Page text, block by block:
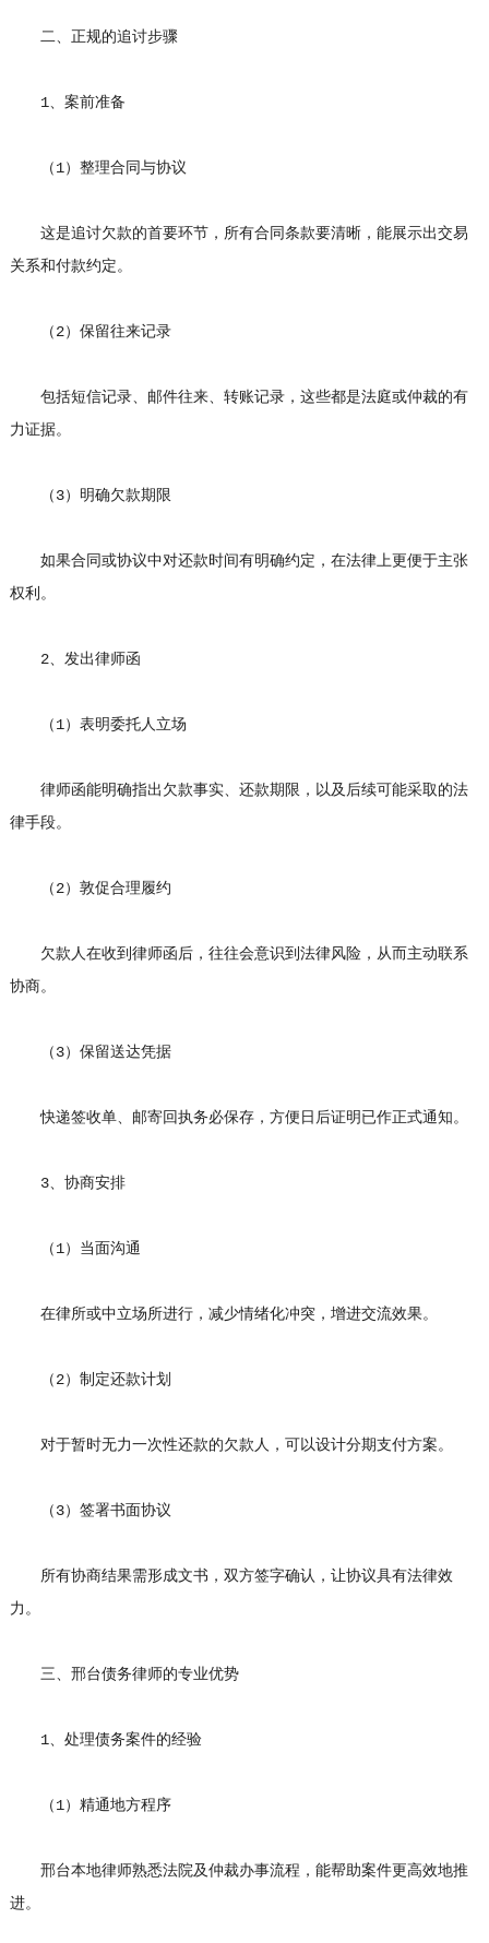
二、正规的追讨步骤
1、案前准备
（1）整理合同与协议
这是追讨欠款的首要环节，所有合同条款要清晰，能展示出交易
关系和付款约定。
（2）保留往来记录
包括短信记录、邮件往来、转账记录，这些都是法庭或仲裁的有
力证据。
（3）明确欠款期限
如果合同或协议中对还款时间有明确约定，在法律上更便于主张
权利。
2、发出律师函
（1）表明委托人立场
律师函能明确指出欠款事实、还款期限，以及后续可能采取的法
律手段。
（2）敦促合理履约
欠款人在收到律师函后，往往会意识到法律风险，从而主动联系
协商。
（3）保留送达凭据
快递签收单、邮寄回执务必保存，方便日后证明已作正式通知。
3、协商安排
（1）当面沟通
在律所或中立场所进行，减少情绪化冲突，增进交流效果。
（2）制定还款计划
对于暂时无力一次性还款的欠款人，可以设计分期支付方案。
（3）签署书面协议
所有协商结果需形成文书，双方签字确认，让协议具有法律效
力。
三、邢台债务律师的专业优势
1、处理债务案件的经验
（1）精通地方程序
邢台本地律师熟悉法院及仲裁办事流程，能帮助案件更高效地推
进。